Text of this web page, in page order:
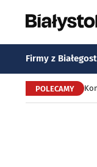
Firmy z
POLECAMY